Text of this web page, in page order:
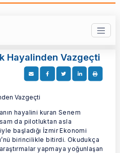
Hayalinden Vazgeçti
hayalini kuran Senem
da pilotluktan asla
başladığı İzmir Ekonomi
birincilikle bitirdi. Okudukça
yapmaya yoğunlaşan